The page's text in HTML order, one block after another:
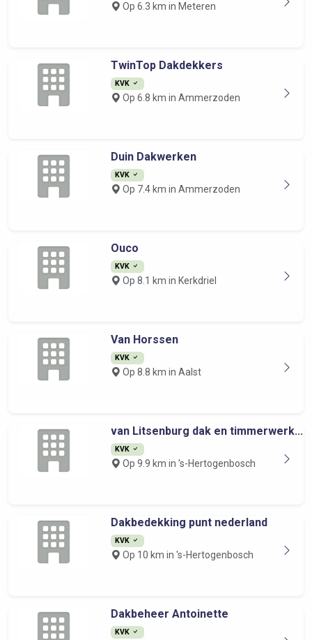
Op 6.3 km in Meteren
TwinTop Dakdekkers
KVK
Op 6.8 km in Ammerzoden
Duin Dakwerken
KVK
Op 7.4 km in Ammerzoden
Ouco
KVK
Op 8.1 km in Kerkdriel
Van Horssen
KVK
Op 8.8 km in Aalst
van Litsenburg dak en timmerwerk...
KVK
Op 9.9 km in 's-Hertogenbosch
Dakbedekking punt nederland
KVK
Op 10 km in 's-Hertogenbosch
Dakbeheer Antoinette
KVK